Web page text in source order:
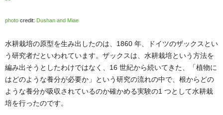
photo credit: Dushan and Miae
水耕栽培の原型を生み出したのは、1860 年、ドイツのザックスとい
う研究者だといわれています。ザックスは、水耕栽培という方法を
編み出そうとしたわけではなく、16 世紀から続いてきた、「植物に
はどのような養分が必要か」という研究の流れの中で、根からどの
ような養分が吸収されているのか確かめる実験の1 つとして水耕栽
培を行ったのです。